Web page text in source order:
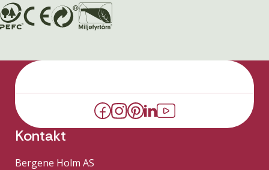
Kontakt
Bergene Holm AS